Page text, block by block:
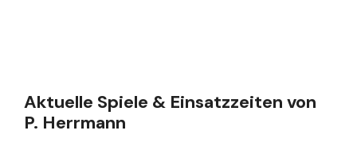
Aktuelle Spiele & Einsatzzeiten von
P. Herrmann